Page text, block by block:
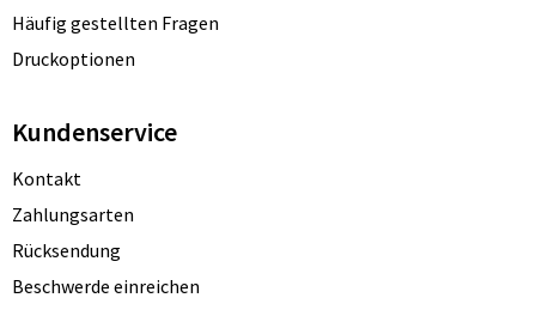
Häufig gestellten Fragen
Druckoptionen
Kundenservice
Kontakt
Zahlungsarten
Rücksendung
Beschwerde einreichen